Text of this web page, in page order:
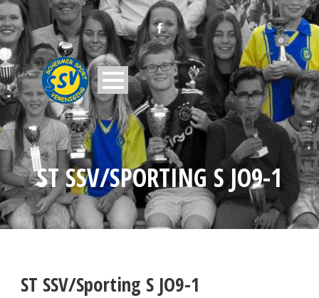
ST SSV/SPORTING S JO9-1
ST SSV/Sporting S JO9-1